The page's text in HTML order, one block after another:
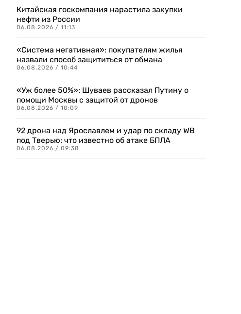
Китайская госкомпания нарастила закупки
нефти из России
06.08.2026 / 11:13
«Система негативная»: покупателям жилья
назвали способ защититься от обмана
06.08.2026 / 10:44
«Уж более 50%»: Шуваев рассказал Путину о
помощи Москвы с защитой от дронов
06.08.2026 / 10:09
92 дрона над Ярославлем и удар по складу WB
под Тверью: что известно об атаке БПЛА
06.08.2026 / 09:38